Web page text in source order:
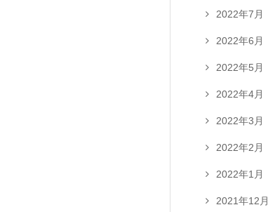
2022年7月
2022年6月
2022年5月
2022年4月
2022年3月
2022年2月
2022年1月
2021年12月